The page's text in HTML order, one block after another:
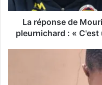
La réponse de
pleurnichard : « C'est